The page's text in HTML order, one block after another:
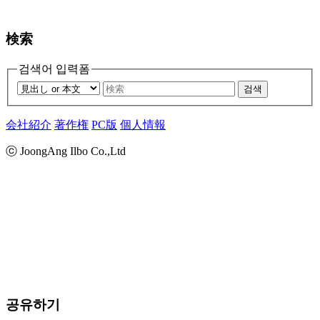
検索
검색어 입력폼
검색
会社紹介 著作権 PC版 個人情報
ⓒ JoongAng Ilbo Co.,Ltd
공유하기